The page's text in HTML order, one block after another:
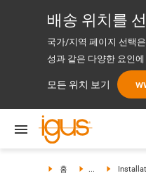
배송 위치를
국가/지역 페이지 선택
성과 같은 다양한 요인
모든 위치 보기
홈 ...